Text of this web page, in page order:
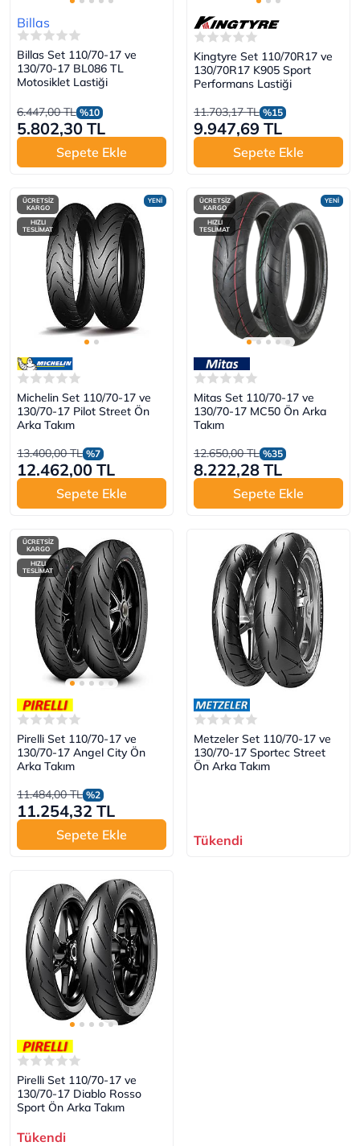
Billas
Billas Set 110/70-17 ve
130/70-17 BL086 TL
Motosiklet Lastiği
6.447,00 TL %10
5.802,30 TL
Sepete Ekle
Kingtyre Set 110/70R17 ve
130/70R17 K905 Sport
Performans Lastiği
11.703,17 TL %15
9.947,69 TL
Sepete Ekle
YENİ
ÜCRETSİZ
KARGO
HIZLI
TESLİMAT
Michelin Set 110/70-17 ve
130/70-17 Pilot Street Ön
Arka Takım
13.400,00 TL %7
12.462,00 TL
Sepete Ekle
YENİ
ÜCRETSİZ
KARGO
HIZLI
TESLİMAT
Mitas Set 110/70-17 ve
130/70-17 MC50 Ön Arka
Takım
12.650,00 TL %35
8.222,28 TL
Sepete Ekle
ÜCRETSİZ
KARGO
HIZLI
TESLİMAT
Pirelli Set 110/70-17 ve
130/70-17 Angel City Ön
Arka Takım
11.484,00 TL %2
11.254,32 TL
Sepete Ekle
Metzeler Set 110/70-17 ve
130/70-17 Sportec Street
Ön Arka Takım
Tükendi
Pirelli Set 110/70-17 ve
130/70-17 Diablo Rosso
Sport Ön Arka Takım
Tükendi